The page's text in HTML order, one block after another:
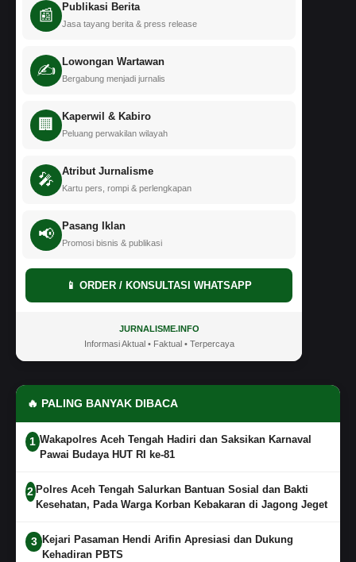
📰 Publikasi Berita
Jasa tayang berita & press release
✍️ Lowongan Wartawan
Bergabung menjadi jurnalis
🏢 Kaperwil & Kabiro
Peluang perwakilan wilayah
🎤 Atribut Jurnalisme
Kartu pers, rompi & perlengkapan
📢 Pasang Iklan
Promosi bisnis & publikasi
📱 ORDER / KONSULTASI WHATSAPP
JURNALISME.INFO
Informasi Aktual • Faktual • Terpercaya
🔥 PALING BANYAK DIBACA
1 Wakapolres Aceh Tengah Hadiri dan Saksikan Karnaval
Pawai Budaya HUT RI ke-81
2Polres Aceh Tengah Salurkan Bantuan Sosial dan Bakti
Kesehatan, Pada Warga Korban Kebakaran di Jagong Jeget
3 Kejari Pasaman Hendi Arifin Apresiasi dan Dukung
Kehadiran PBTS